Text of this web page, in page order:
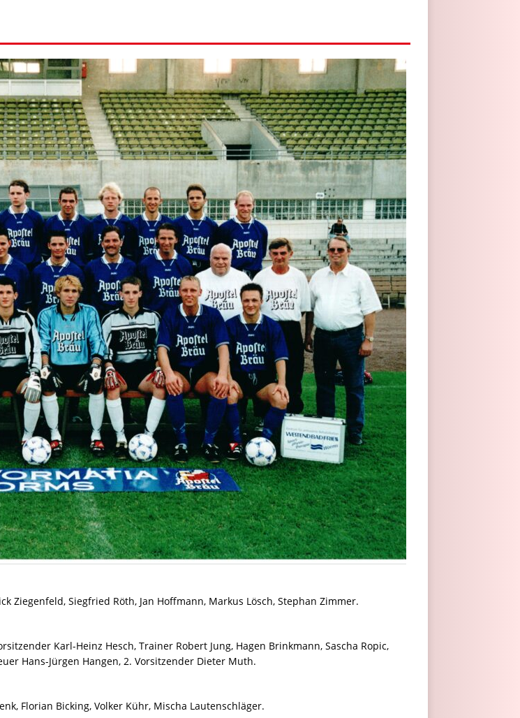
Ziegenfeld, Siegfried Röth, Jan Hoffmann, Markus Lösch, Stephan Zimmer.
Karl-Heinz Hesch, Trainer Robert Jung, Hagen Brinkmann, Sascha Ropic,
Hans-Jürgen Hangen, 2. Vorsitzender Dieter Muth.
Florian Bicking, Volker Kühr, Mischa Lautenschläger.